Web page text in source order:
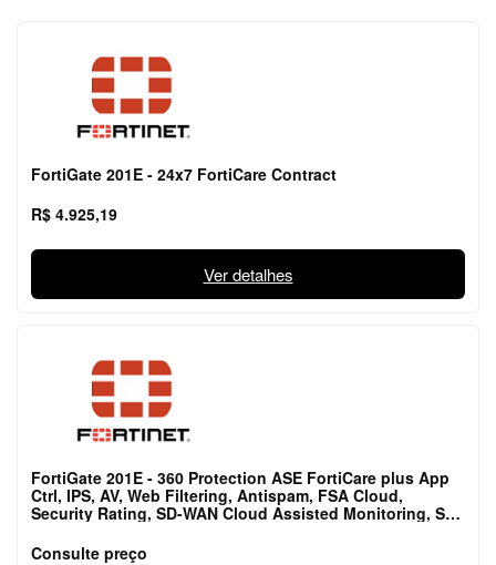
FortiGate 201E - 24x7 FortiCare Contract
R$ 4.925,19
Ver detalhes
FortiGate 201E - 360 Protection ASE FortiCare plus App
Ctrl, IPS, AV, Web Filtering, Antispam, FSA Cloud,
Security Rating, SD-WAN Cloud Assisted Monitoring, SD-
Consulte preço